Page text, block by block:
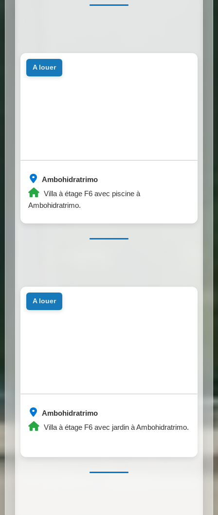
Ambohidratrimo
Villa à étage F6 avec piscine à
Ambohidratrimo.
a louer
Ambohidratrimo
Villa à étage F6 avec jardin à Ambohidratrimo.
a louer